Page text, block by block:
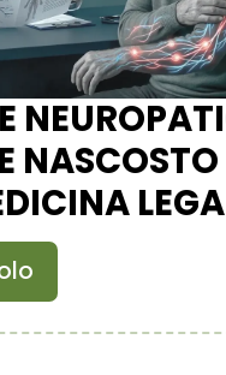
NASCOSTO